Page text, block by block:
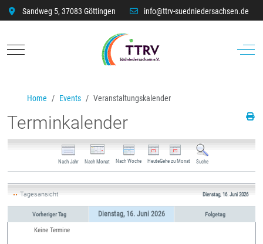
Sandweg 5, 37083 Göttingen info@ttrv-suedniedersachsen.de
Mobile Menu Toggle Off-
Home Events Veranstaltungskalender
Terminkalender
Nach Jahr Nach Monat Nach Woche HeuteGehe zu Monat Suche
Tagesansicht Dienstag, 16. Juni 2026
Vorheriger Tag Dienstag, 16. Juni 2026 Folgetag
Keine Termine